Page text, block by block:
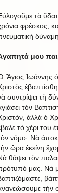
τὰ
φρέσκος,
μου
Ἅγιος Ἰωάννης ὁ
συντρίψει τὴ
τὸν
ἀλλὰ ὁ
τὸ χέρι του
νόμο· Νὰ
ὥρα ἐκείνη
θάψει τὸν
μας. Νὰ
τὴν